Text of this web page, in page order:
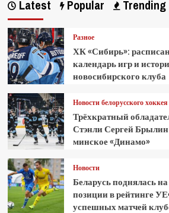
Latest Popular Trending
Разное
ХК «Сибирь»:
календарь игр и
новосибирского клуба
Новости белорусского хоккея
Трёхкратный
Стэнли Сергей Брылин
минское «Динамо»
Новости
Беларусь поднялась на
позиции в рейтинге
успешных матчей